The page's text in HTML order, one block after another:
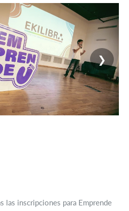
❯
las inscripciones para Emprende